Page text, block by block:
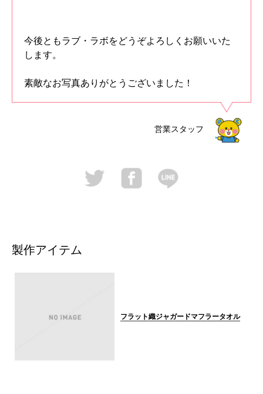
今後ともラブ・ラボをどうぞよろしくお願いいた
します。
素敵なお写真ありがとうございました！
営業スタッフ
製作アイテム
フラット織ジャガードマフラータオル